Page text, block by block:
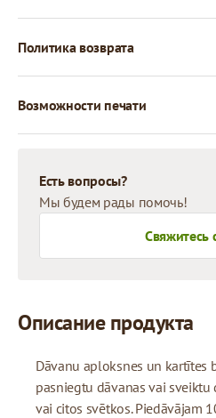
Политика возврата
Возможности печати
Есть вопросы?
Мы будем рады помочь!
Свяжитесь
Описание продукта
Dāvanu aploksnes un kartītes
pasniegtu dāvanas vai sveiktu
vai citos svētkos. Piedāvājam